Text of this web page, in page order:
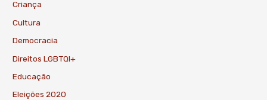
Criança
Cultura
Democracia
Direitos LGBTQI+
Educação
Eleições 2020